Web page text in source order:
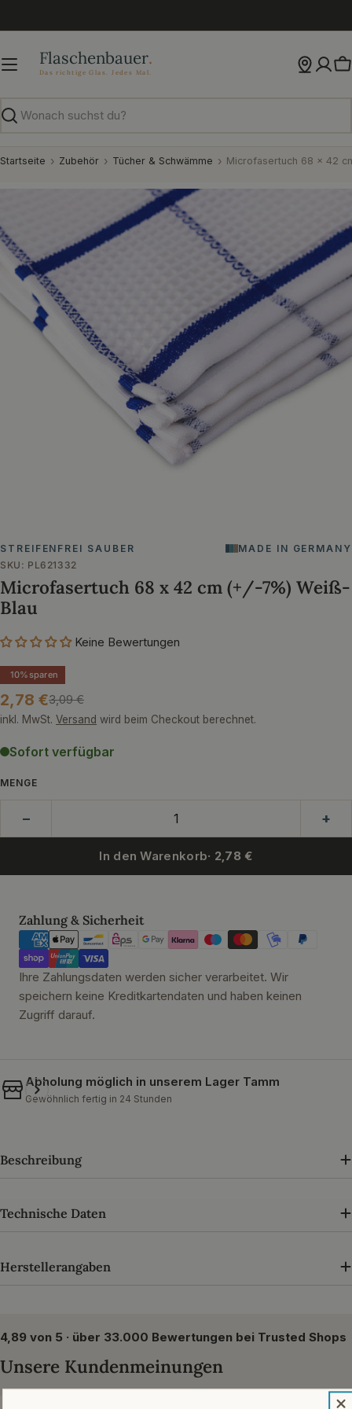
Inhalt
Suchen
Startseite Zubehör Tücher & Schwämme
Sie das Medium 0 im Modalformat
STREIFENFREI SAUBER
MADE IN GERMANY
SKU: PL621332
Microfasertuch 68 x 42 cm (+/-7%) Weiß-
Blau
Keine Bewertungen
10% sparen
Verkaufspreis
2,78 €
Regulärer
Preis
3,09 €
inkl. MwSt. Versand wird beim Checkout berechnet.
Sofort verfügbar
MENGE
− +
In den Warenkorb· 2,78 €
Zahlung & Sicherheit
Zahlungsmethoden
Ihre Zahlungsdaten werden sicher verarbeitet. Wir
speichern keine Kreditkartendaten und haben keinen
Zugriff darauf.
Abholung möglich in unserem Lager Tamm
Gewöhnlich fertig in 24 Stunden
Beschreibung
Technische Daten
Herstellerangaben
4,89 von 5 · über 33.000 Bewertungen bei Trusted Shops
Unsere Kundenmeinungen